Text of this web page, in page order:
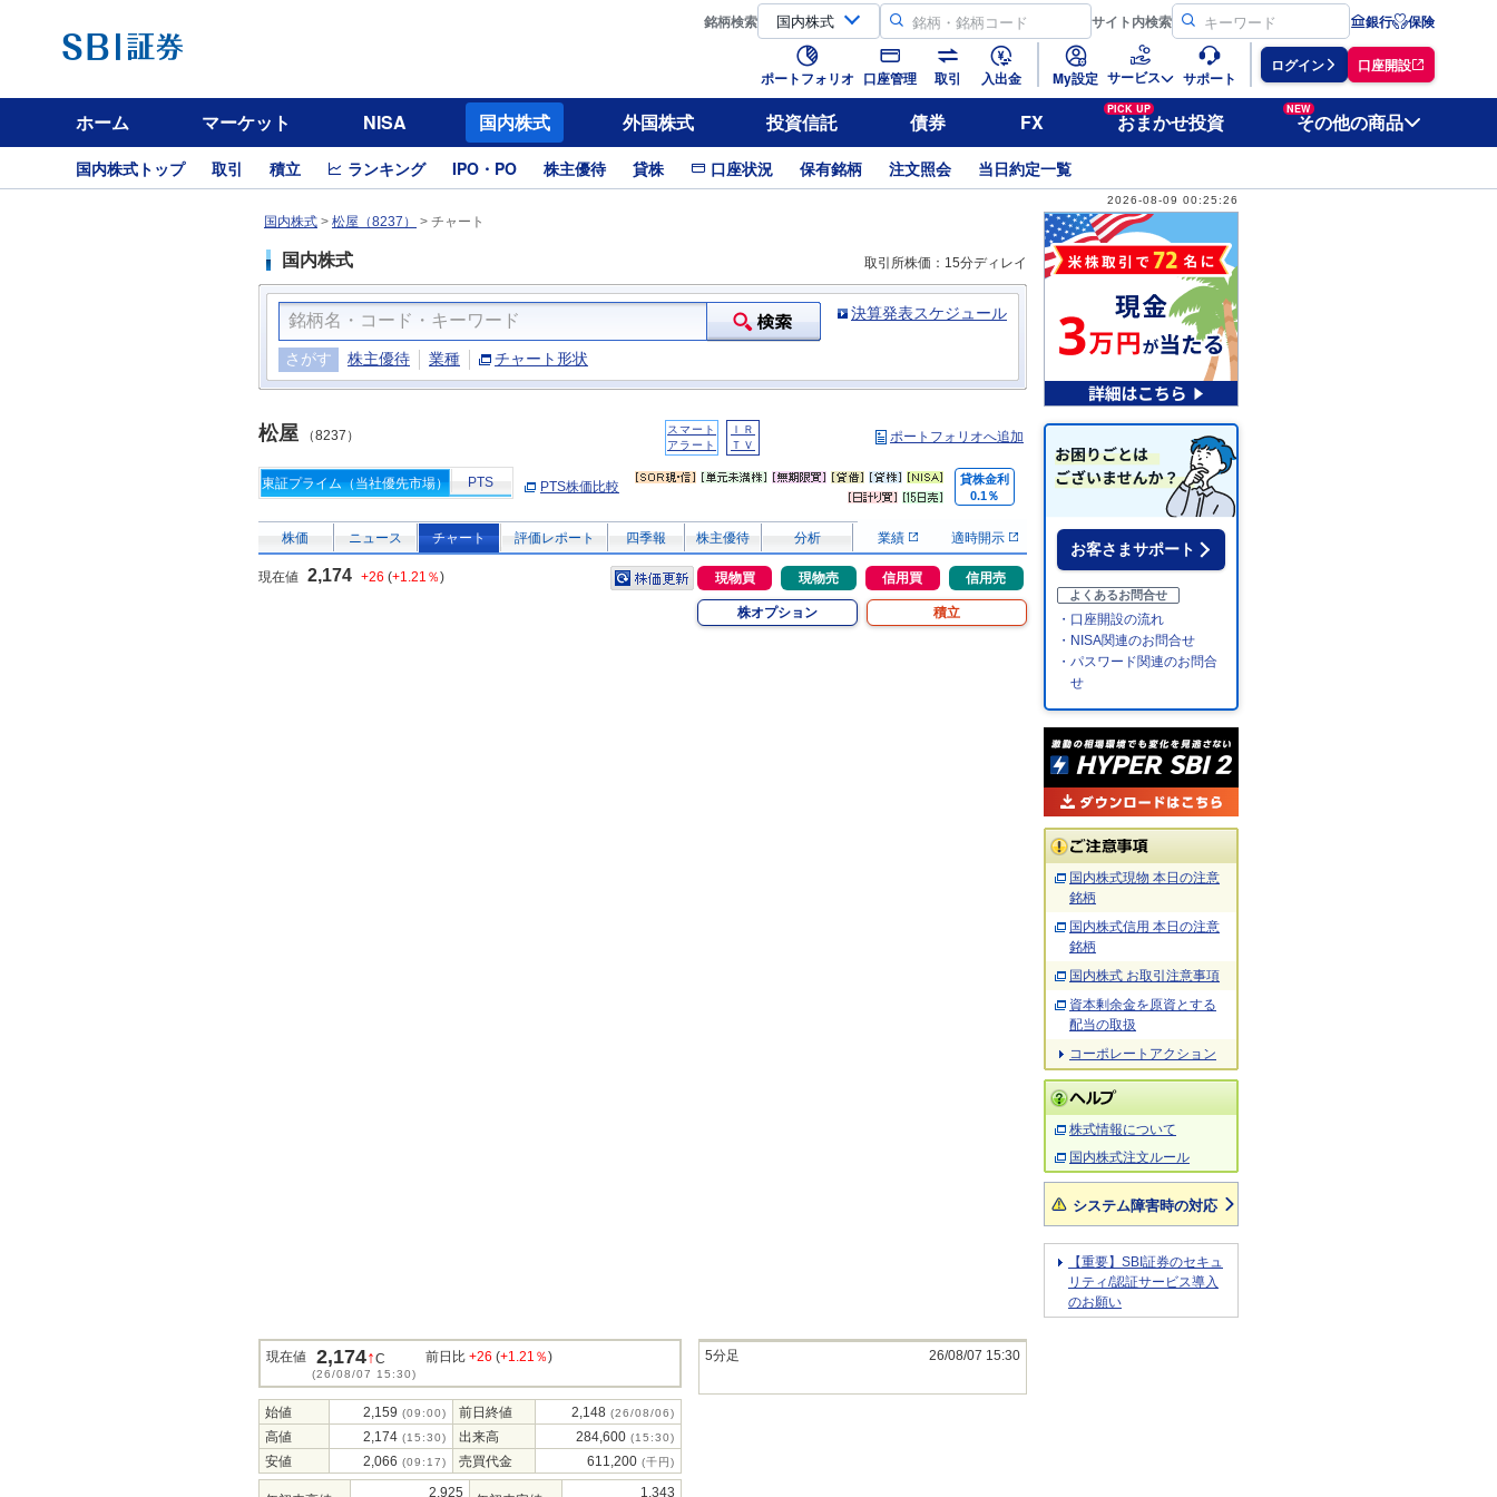
銘柄検索 サイト内検索 銀行 保険
ポートフォリオ 口座管理 取引 入出金 My設定 サービス サポート
ログイン 口座開設
ホーム マーケット NISA 国内株式 外国株式 投資信託 債券 FX
PICK UP
おまかせ投資
NEW
その他の商品
国内株式トップ 取引 積立 ランキング IPO・PO 株主優待 貸株 口座状況 保有銘柄 注文照会 当日約定一覧
2026-08-09 00:25:26
国内株式 > 松屋（8237） > チャート
国内株式 取引所株価：15分ディレイ
決算発表スケジュール
さがす 株主優待 業種 チャート形状
松屋 （8237）
スマート
アラート
ＩＲ
ＴＶ
ポートフォリオへ追加
東証プライム（当社優先市場） PTS PTS株価比較
貸株金利
0.1％
株価 ニュース チャート 評価レポート 四季報 株主優待 分析 業績 適時開示
現在値 2,174 +26 (+1.21％) 現物買 現物売 信用買 信用売
株オプション 積立
現在値 2,174↑C
(26/08/07 15:30)
前日比 +26 (+1.21％)
始値 2,159 (09:00) 前日終値 2,148 (26/08/06)
高値 2,174 (15:30) 出来高 284,600 (15:30)
安値 2,066 (09:17) 売買代金 611,200 (千円)
2,925 1,343
5分足 26/08/07 15:30
お客さまサポート
よくあるお問合せ
・口座開設の流れ
・NISA関連のお問合せ
・パスワード関連のお問合
せ
国内株式現物 本日の注意
銘柄
国内株式信用 本日の注意
銘柄
国内株式 お取引注意事項
資本剰余金を原資とする
配当の取扱
コーポレートアクション
株式情報について
国内株式注文ルール
システム障害時の対応
【重要】SBI証券のセキュ
リティ/認証サービス導入
のお願い